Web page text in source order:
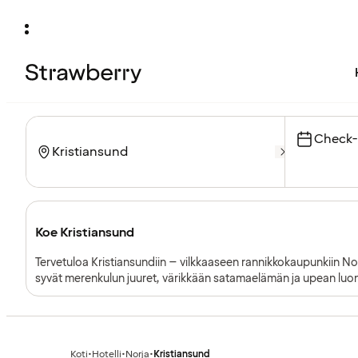
Koe Kristiansund
Tervetuloa Kristiansundiin – vilkkaaseen rannikkokaupunkiin
syvät merenkulun juuret, värikkään satamaelämän ja upean
rannikkokulttuurista ja merenkulun historiasta.
Koti•Hotelli•Norja•Kristiansund